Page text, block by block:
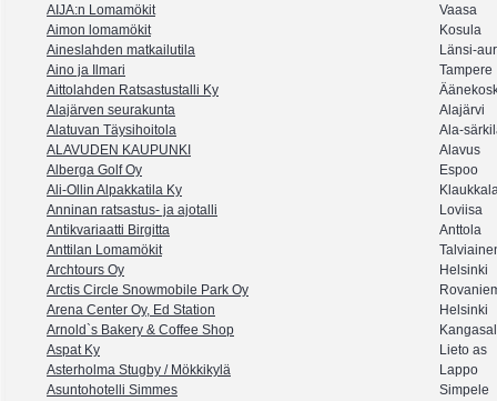
AIJA:n Lomamökit
Vaasa
Aimon lomamökit
Kosula
Aineslahden matkailutila
Länsi-
Aino ja Ilmari
Tampere
Aittolahden Ratsastustalli Ky
Alajärven seurakunta
Alajärvi
Alatuvan Täysihoitola
Ala-
ALAVUDEN KAUPUNKI
Alavus
Alberga Golf Oy
Espoo
Ali-Ollin Alpakkatila Ky
Anninan ratsastus- ja ajotalli
Loviisa
Antikvariaatti Birgitta
Anttola
Anttilan Lomamökit
Archtours Oy
Helsinki
Arctis Circle Snowmobile Park Oy
Arena Center Oy, Ed Station
Helsinki
Arnold`s Bakery & Coffee Shop
Aspat Ky
Lieto as
Asterholma Stugby / Mökkikylä
Lappo
Asuntohotelli Simmes
Simpele